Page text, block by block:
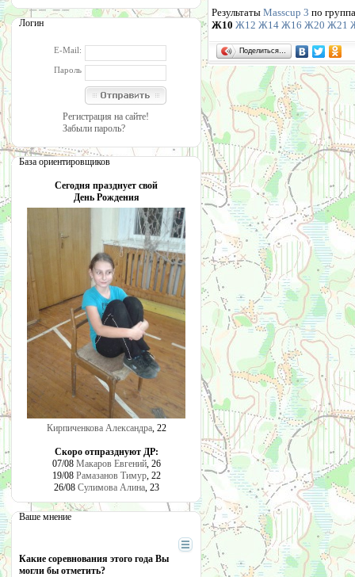
Логин
E-Mail:
Пароль
Регистрация на сайте!
Забыли пароль?
База ориентировщиков
Сегодня празднует свой
День Рождения
Кирпиченкова Александра, 22
Скоро отпразднуют ДР:
07/08 Макаров Евгений, 26
19/08 Рамазанов Тимур, 22
26/08 Сулимова Алина, 23
Ваше мнение
Какие соревнования этого года Вы
могли бы отметить?
Результаты Masscup 3 по
Ж10 Ж12 Ж14 Ж16 Ж20 Ж21
Поделиться…